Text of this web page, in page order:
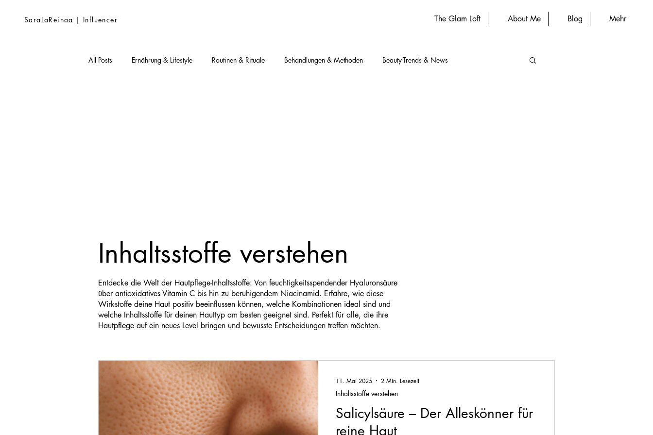
SaraLaReinaa | Influencer The Glam Loft About Me Blog Mehr
All Posts Ernährung & Lifestyle Routinen & Rituale Behandlungen & Methoden Beauty-Trends & News
Inhaltsstoffe verstehen
Entdecke die Welt der Hautpflege-Inhaltsstoffe: Von feuchtigkeitsspendender Hyaluronsäure
über antioxidatives Vitamin C bis hin zu beruhigendem Niacinamid. Erfahre, wie diese
Wirkstoffe deine Haut positiv beeinflussen können, welche Kombinationen ideal sind und
welche Inhaltsstoffe für deinen Hauttyp am besten geeignet sind. Perfekt für alle, die ihre
Hautpflege auf ein neues Level bringen und bewusste Entscheidungen treffen möchten.
Salicylsäure – Der Alleskönner für
reine Haut
Inhaltsstoffe verstehen
11. Mai 2025 2 Min. Lesezeit